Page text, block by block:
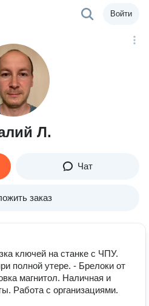
Войти
Л.
Чат
заказ
ключей на станке с ЧПУ.
полной утере. - Брелоки от
магнитол. Наличная и
Работа с организациями.